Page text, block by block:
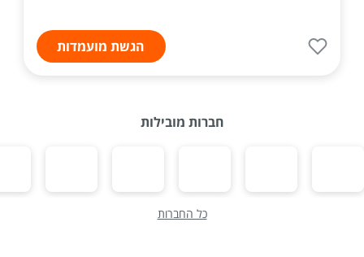
הגשת מועמדות
חברות מובילות
כל החברות